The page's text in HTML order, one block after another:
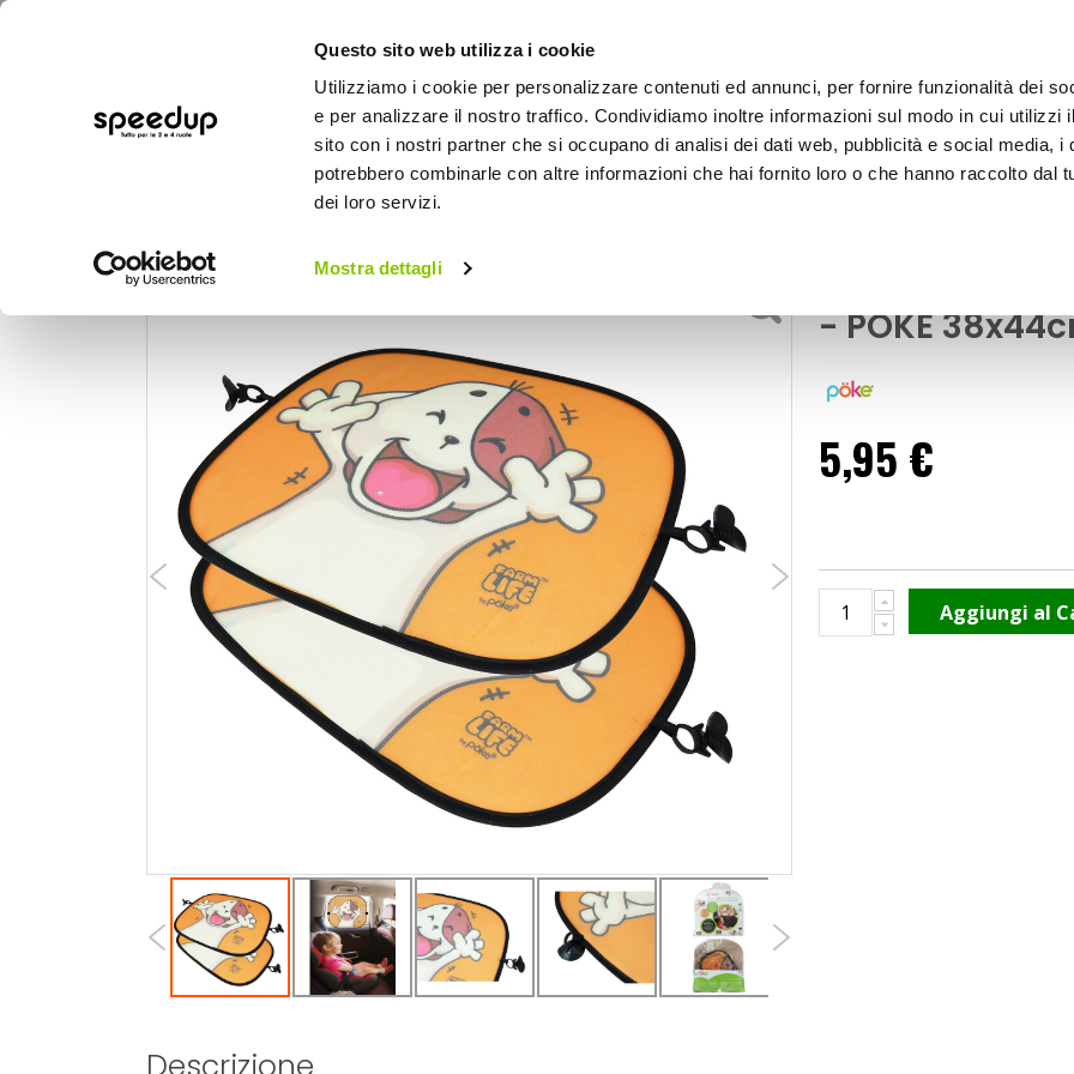
Questo sito web utilizza i cookie
Utilizziamo i cookie per personalizzare contenuti ed annunci, per fornire funzionalità dei
e per analizzare il nostro traffico. Condividiamo inoltre informazioni sul modo in cui utilizzi
sito con i nostri partner che si occupano di analisi dei dati web, pubblicità e social media, i
potrebbero combinarle con altre informazioni che hai fornito loro o che hanno raccolto dal
dei loro servizi.
Mostra dettagli
BICI OUTDOOR
Home
- POKE
5,95 €
Aggiungi al